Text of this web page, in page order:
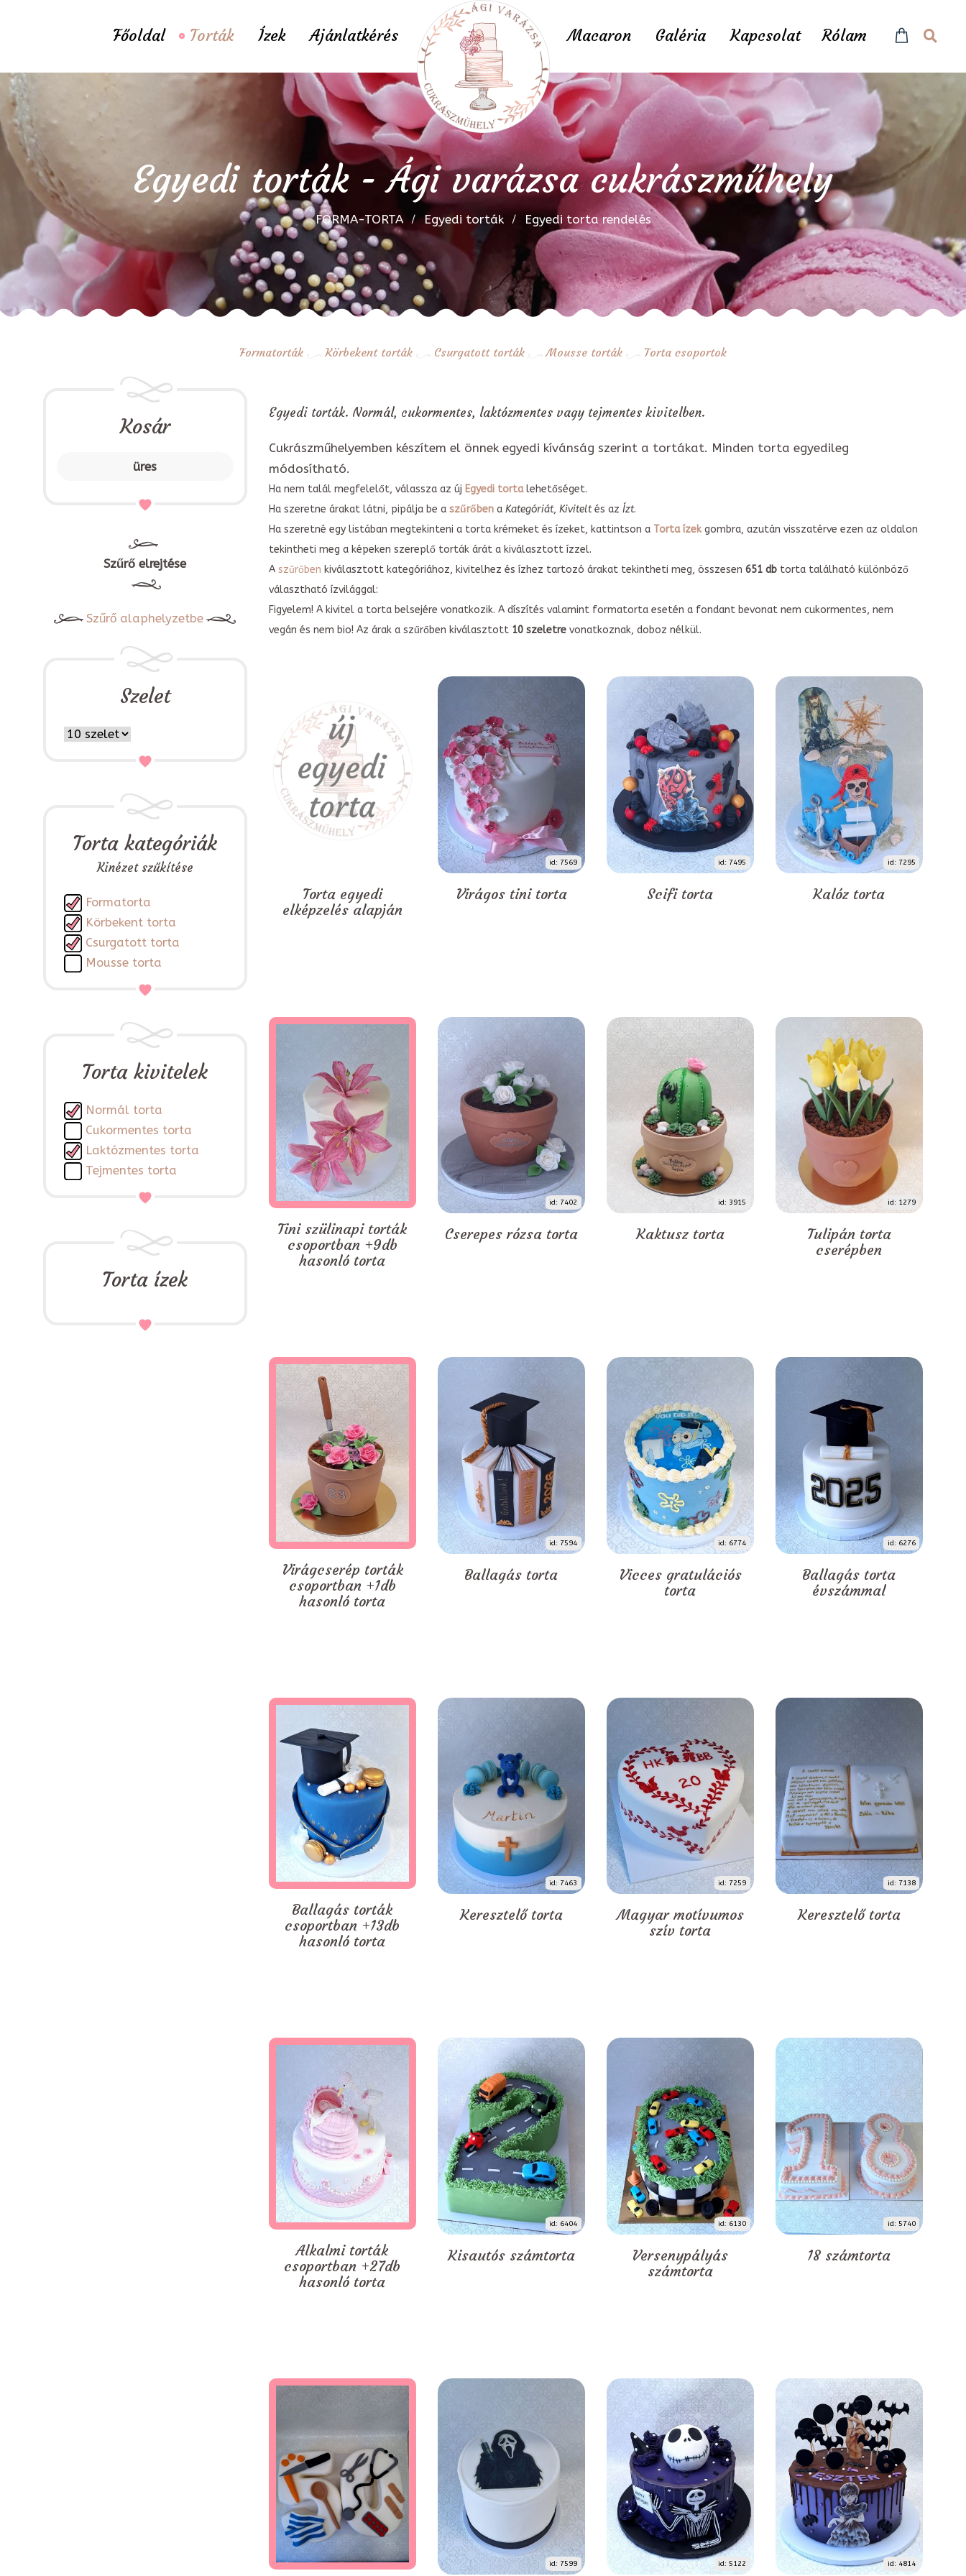
Főoldal Torták Ízek Ajánlatkérés Macaron Galéria Kapcsolat Rólam
Egyedi torták - Ági varázsa cukrászműhely
FORMA-TORTA Egyedi torták Egyedi torta rendelés
Formatorták Körbekent torták Csurgatott torták Mousse torták Torta csoportok
Kosár
üres
Szűrő elrejtése
Szűrő alaphelyzetbe
Szelet
Torta kategóriák
Kinézet szűkítése
Formatorta
Körbekent torta
Csurgatott torta
Mousse torta
Torta kivitelek
Normál torta
Cukormentes torta
Laktózmentes torta
Tejmentes torta
Torta ízek
Egyedi torták. Normál, cukormentes, laktózmentes vagy tejmentes kivitelben.
Cukrászműhelyemben készítem el önnek egyedi kívánság szerint a tortákat. Minden torta egyedileg
módosítható.
Ha nem talál megfelelőt, válassza az új Egyedi tortalehetőséget.
Ha szeretne árakat látni, pipálja be a szűrőbena Kategóriát, Kiviteltés az Ízt.
Ha szeretné egy listában megtekinteni a torta krémeket és ízeket, kattintson a Torta ízekgombra, azután visszatérve ezen az oldalon
tekintheti meg a képeken szereplő torták árát a kiválasztott ízzel.
A szűrőben kiválasztott kategóriához, kivitelhez és ízhez tartozó árakat tekintheti meg, összesen 651 dbtorta található különböző
választható ízvilággal:
Figyelem! A kivitel a torta belsejére vonatkozik. A díszítés valamint formatorta esetén a fondant bevonat nem cukormentes, nem
vegán és nem bio! Az árak a szűrőben kiválasztott 10 szeletrevonatkoznak, doboz nélkül.
Torta egyedi
elképzelés alapján
id: 7569
Virágos tini torta
id: 7495
Scifi torta
id: 7295
Kalóz torta
Tini szülinapi torták
csoportban +9db
hasonló torta
id: 7402
Cserepes rózsa torta
id: 3915
Kaktusz torta
id: 1279
Tulipán torta
cserépben
Virágcserép torták
csoportban +1db
hasonló torta
id: 7594
Ballagás torta
id: 6774
Vicces gratulációs
torta
id: 6276
Ballagás torta
évszámmal
Ballagás torták
csoportban +13db
hasonló torta
id: 7463
Keresztelő torta
id: 7259
Magyar motívumos
szív torta
id: 7138
Keresztelő torta
Alkalmi torták
csoportban +27db
hasonló torta
id: 6404
Kisautós számtorta
id: 6130
Versenypályás
számtorta
id: 5740
18 számtorta
id: 7599 id: 5122 id: 4814